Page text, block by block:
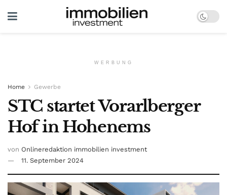
WERBUNG
Home Gewerbe
STC startet Vorarlberger
Hof in Hohenems
von Onlineredaktion immobilien investment
11. September 2024